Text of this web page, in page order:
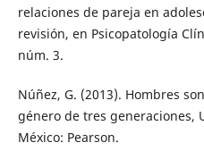
relaciones de pareja en
revisión, en Psicopatología
núm. 3.
Núñez, G. (2013). Hombres
género de tres generaciones,
México: Pearson.